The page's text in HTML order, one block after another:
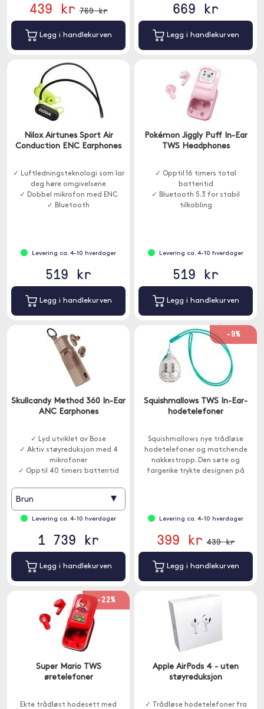
439 kr 769 kr
Legg i handlekurven
669 kr
Legg i handlekurven
Nilox Airtunes Sport Air
Conduction ENC Earphones
✓ Luftledningsteknologi som lar
deg høre omgivelsene
✓ Dobbel mikrofon med ENC
✓ Bluetooth
Levering ca. 4-10 hverdager
519 kr
Legg i handlekurven
Pokémon Jiggly Puff In-Ear
TWS Headphones
✓ Opptil 16 timers total
batteritid
✓ Bluetooth 5.3 for stabil
tilkobling
Levering ca. 4-10 hverdager
519 kr
Legg i handlekurven
Skullcandy Method 360 In-Ear
ANC Earphones
✓ Lyd utviklet av Bose
✓ Aktiv støyreduksjon med 4
mikrofoner
✓ Opptil 40 timers batteritid
Brun ▾
Levering ca. 4-10 hverdager
1 739 kr
Legg i handlekurven
-9%
Squishmallows TWS In-Ear-
hodetelefoner
Squishmallows nye trådløse
hodetelefoner og matchende
nakkestropp. Den søte og
fargerike trykte designen på
Levering ca. 4-10 hverdager
399 kr 439 kr
Legg i handlekurven
-22%
Super Mario TWS
øretelefoner
Ekte trådløst hodesett med
Apple AirPods 4 - uten
støyreduksjon
✓ Trådløse hodetelefoner fra